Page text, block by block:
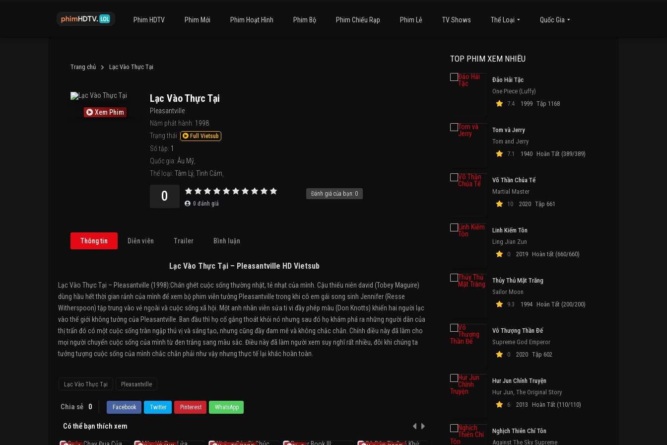
Phim HDTV Phim Mới Phim Hoạt Hình Phim Bộ Phim Chiếu Rạp Phim Lẻ TV Shows Thể Loại Quốc Gia
Trang chủ Lạc Vào Thực Tại
Xem Phim
Lạc Vào Thực Tại
Pleasantville
Năm phát hành: 1998
Trạng thái
Full Vietsub
Số tập: 1
Quốc gia: Âu Mỹ
Thể loại: Tâm Lý, Tình Cảm
Đánh giá của bạn: 0
0 0 đánh giá
Thông tin Diễn viên Trailer Bình luận
Lạc Vào Thực Tại – Pleasantville HD Vietsub
Lạc Vào Thực Tại – Pleasantville (1998):Chán ghét cuộc sống thường nhật, tẻ nhạt của mình. Cậu thiếu niên david (Tobey Maguire)
dùng hầu hết thời gian rảnh của mình để xem bộ phim viễn tưởng Pleasantville trong khi cô em gái song sinh Jennifer (Resse
Witherspoon) tập trung vào vẻ ngoài và cuộc sống xã hội. Một anh nhân viên sửa ti vi đầy phép màu (Don Knotts) khiến hai người lạc
vào thế giới không tưởng của Pleasantville. Ban đầu thì họ cố gắng thoát khỏi nó nhưng sau đó họ khám phá ra những người dân của
thị trấn đó có một cuộc sống tràn ngập thú vị và sáng tạo, nhưng cũng đầy đam mê và không chắc chắn. Chính điều này đã làm cho
mọi người chuyển cuộc sống của mình từ đen trắng sang màu sắc. Điều này đã làm người xem suy nghĩ rất nhiều, đôi khi chúng ta
tưởng tượng cuộc sống của mình chắc chắn phải như vậy nhưng thực tế lại khác hoàn toàn.
Lạc Vào Thực Tại Pleasantville
Chia sẻ 0 Facebook Twitter Pinterest WhatsApp
Có thể bạn thích xem
TOP PHIM XEM NHIỀU
Đảo Hải Tặc
One Piece (Luffy)
7.4
1999 Tập 1168
Tom và Jerry
Tom and Jerry
7.1
1940 Hoàn Tất (389/389)
Võ Thần Chúa Tể
Martial Master
10
2020 Tập 661
Linh Kiếm Tôn
Ling Jian Zun
0
2019 Hoàn tất (660/660)
Thủy Thủ Mặt Trăng
Sailor Moon
9.3
1994 Hoàn Tất (200/200)
Vô Thượng Thần Đế
Supreme God Emperor
0
2020 Tập 602
Hur Jun Chính Truyện
Hur Jun, The Original Story
6
2013 Hoàn Tất (110/110)
Nghịch Thiên Chí Tôn
Against The Sky Supreme